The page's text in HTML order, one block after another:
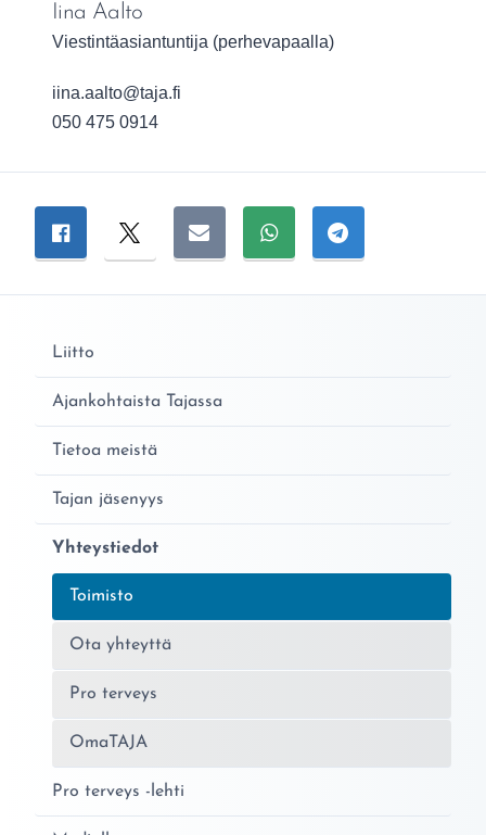
Iina Aalto
Viestintäasiantuntija (perhevapaalla)
Sähköpostiosoite:
iina.aalto@taja.fi
050 475 0914
Jaa sivu
Jaa Facebookissa
Jaa TwitterissäJaa sähköpostitse
Jaa WhatsAppissa
Jaa
Liitto
Ajankohtaista Tajassa
Tietoa meistä
Tajan jäsenyys
Yhteystiedot
Nykyinen sivu:
Toimisto
Ota yhteyttä
Pro terveys
OmaTAJA
Pro terveys -lehti